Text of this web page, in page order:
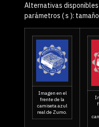
Alternativas
parámetros ( s ): tamaño
Imagen en el
frente de la
camiseta azul
real de Zumo.